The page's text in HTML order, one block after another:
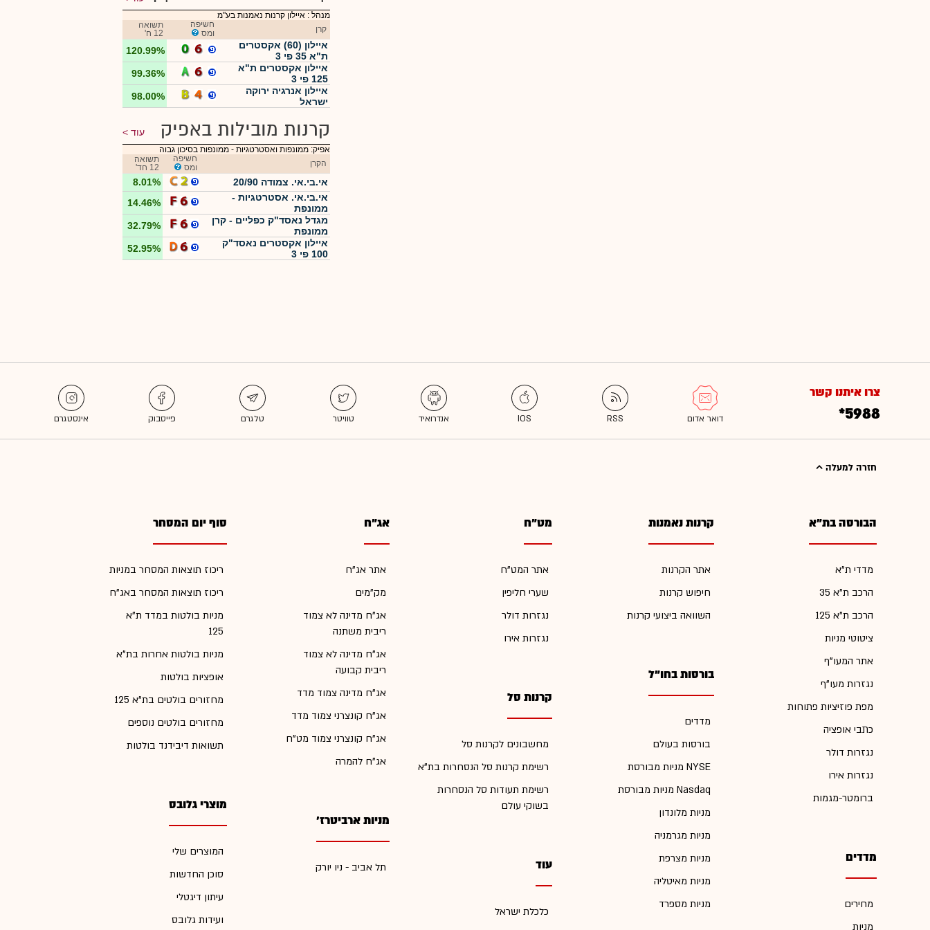
מנהל : איילון קרנות נאמנות בע"מ
קרן
חשיפה
ומס
תשואה
12 ח'
איילון (60) אקסטרים
ת"א 35 פי 3
120.99%
איילון אקסטרים ת"א
125 פי 3
99.36%
איילון אנרגיה ירוקה
ישראל
98.00%
קרנות מובילות באפיק עוד
אפיק: ממונפות ואסטרטגיות - ממונפות בסיכון גבוה
הקרן
חשיפה
ומס
תשואה
12 חד'
אי.בי.אי. צמודה 20/90
8.01%
אי.בי.אי. אסטרטגיות -
ממונפת
14.46%
מגדל נאסד"ק כפליים - קרן
ממונפת
32.79%
איילון אקסטרים נאסד"ק
100 פי 3
52.95%
צרו איתנו קשר
*5988
חזרה למעלה
הבורסה בת"א
מדדי ת"א
הרכב ת"א 35
הרכב ת"א 125
ציטוטי מניות
אתר המעו"ף
נגזרות מעו"ף
מפת פוזיציות פתוחות
כתבי אופציה
נגזרות דולר
נגזרות אירו
ברומטר-מגמות
מדדים
מחירים
מניות
קרנות נאמנות
אתר הקרנות
חיפוש קרנות
השוואה ביצועי קרנות
בורסות בחו"ל
מדדים
בורסות בעולם
מניות מבורסת NYSE
מניות מבורסת Nasdaq
מניות מלונדון
מניות מגרמניה
מניות מצרפת
מניות מאיטליה
מניות מספרד
מט"ח
אתר המט"ח
שערי חליפין
נגזרות דולר
נגזרות אירו
קרנות סל
מחשבונים לקרנות סל
רשימת קרנות סל הנסחרות בת"א
רשימת תעודות סל הנסחרות
בשוקי עולם
עוד
כלכלת ישראל
אג"ח
אתר אג"ח
מק"מים
אג"ח מדינה לא צמוד
ריבית משתנה
אג"ח מדינה לא צמוד
ריבית קבועה
אג"ח מדינה צמוד מדד
אג"ח קונצרני צמוד מדד
אג"ח קונצרני צמוד מט"ח
אג"ח להמרה
מניות ארביטרז'
תל אביב - ניו יורק
סוף יום המסחר
ריכוז תוצאות המסחר במניות
ריכוז תוצאות המסחר באג"ח
מניות בולטות במדד ת"א
125
מניות בולטות אחרות בת"א
אופציות בולטות
מחזורים בולטים בת"א 125
מחזורים בולטים נוספים
תשואות דיבידנד בולטות
מוצרי גלובס
המוצרים שלי
סוכן החדשות
עיתון דיגטלי
ועידות גלובס